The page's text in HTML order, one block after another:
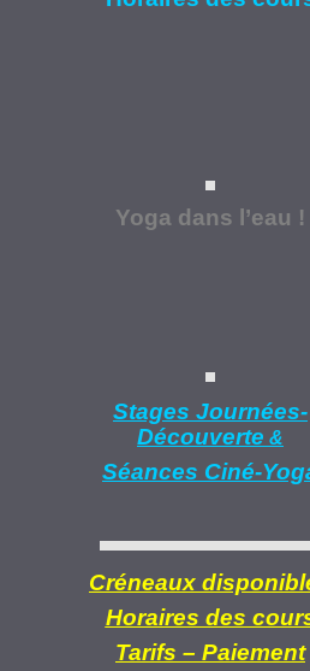
Yoga dans l’eau !
Stages Journées-
Découverte &
Séances Ciné-
Créneaux
Horaires des
Tarifs – Paiement